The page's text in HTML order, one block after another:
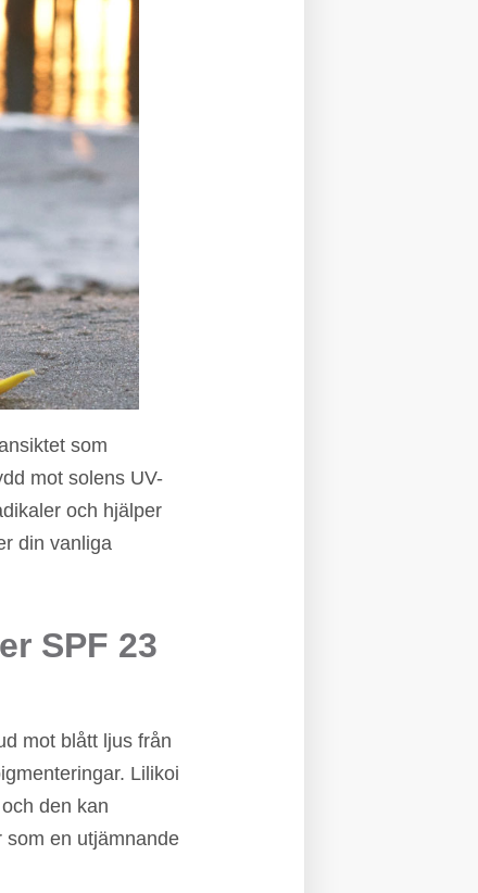
som
mot solens UV-
och hjälper
din vanliga
SPF 23
mot blått ljus från
Lilikoi
den kan
som en utjämnande